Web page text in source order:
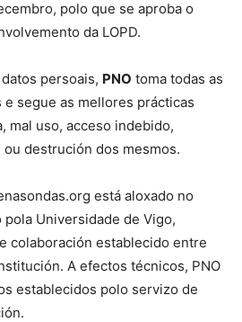
polo que se aproba o
da LOPD.
persoais, PNO toma todas as
segue as mellores prácticas
mal uso, acceso indebido,
destrución dos mesmos.
está aloxado no
Universidade de Vigo,
colaboración establecido entre
A efectos técnicos, PNO
establecidos polo servizo de